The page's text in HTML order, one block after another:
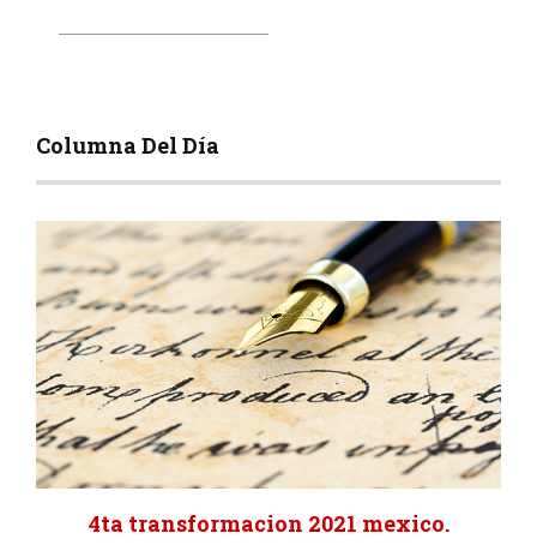
Columna Del Día
4ta transformacion 2021 mexico.